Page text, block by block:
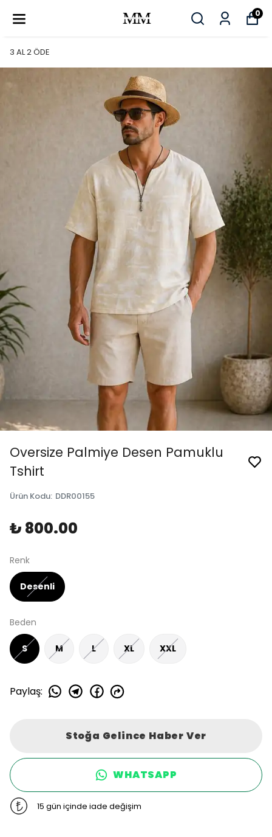
0
3 AL 2 ÖDE
Oversize Palmiye Desen Pamuklu
Tshirt
Ürün Kodu: DDR00155
₺ 800.00
Renk
Desenli
Beden
S M L XL XXL
Paylaş:
Stoğa Gelince Haber Ver
WHATSAPP
15 gün içinde iade değişim